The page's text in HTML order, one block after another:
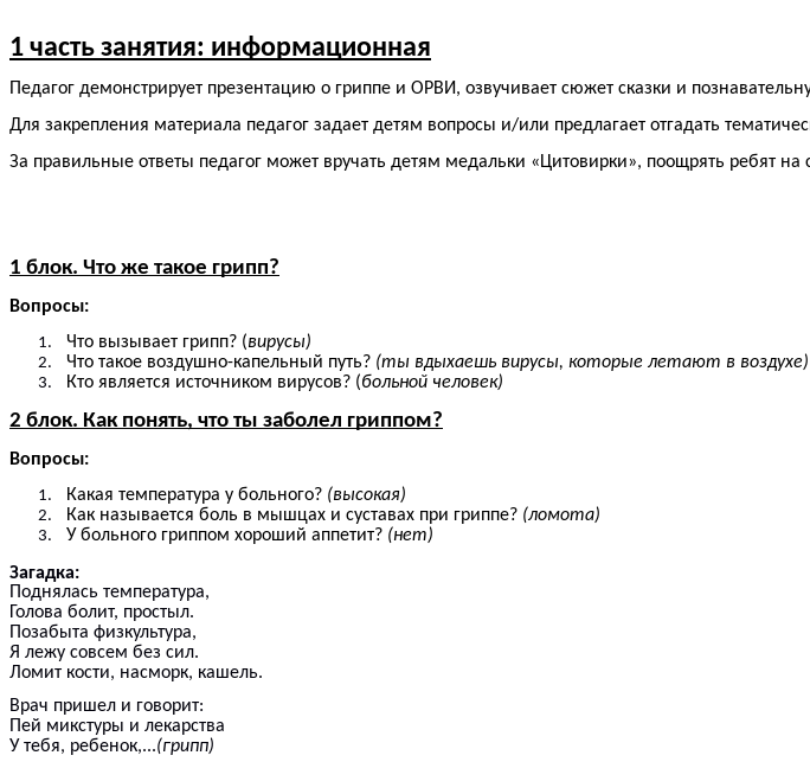
1 часть занятия: информационная
Педагог демонстрирует презентацию о гриппе и ОРВИ, озвучивает сюжет сказки и
Для закрепления материала педагог задает детям вопросы и/или предлагает отгадать
За правильные ответы педагог может вручать детям медальки «Цитовирки», поощрять ребят на
1 блок. Что же такое грипп?
Вопросы:
Что вызывает грипп? (вирусы)
Что такое воздушно-капельный путь? (ты вдыхаешь вирусы, которые летают в воздухе)
Кто является источником вирусов? (больной человек)
2 блок. Как понять, что ты заболел гриппом?
Вопросы:
Какая температура у больного? (высокая)
Как называется боль в мышцах и суставах при гриппе? (ломота)
У больного гриппом хороший аппетит? (нет)
Загадка:
Поднялась температура,
Голова болит, простыл.
Позабыта физкультура,
Я лежу совсем без сил.
Ломит кости, насморк, кашель.
Врач пришел и говорит:
Пей микстуры и лекарства
У тебя, ребенок,...(грипп)